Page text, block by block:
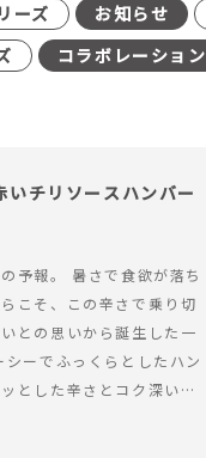
ーズ お知らせ
コラボレーション
チリソースハンバー
予報。 暑さで食欲が落ち
こそ、この辛さで乗り切
との思いから誕生した一
ーでふっくらとしたハン
とした辛さとコク深い旨
チリソース&hellip; 続き
激のある、大人の辛さを